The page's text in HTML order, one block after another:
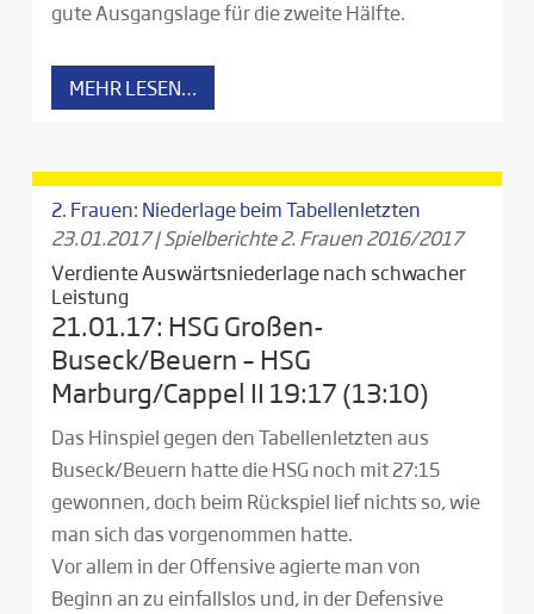
gute Ausgangslage für die zweite Hälfte.
MEHR LESEN…
2. Frauen: Niederlage beim Tabellenletzten
23.01.2017|Spielberichte 2. Frauen 2016/2017
Verdiente Auswärtsniederlage nach schwacher
Leistung
21.01.17: HSG Großen-
Buseck/Beuern – HSG
Marburg/Cappel II 19:17 (13:10)
Das Hinspiel gegen den Tabellenletzten aus
Buseck/Beuern hatte die HSG noch mit 27:15
gewonnen, doch beim Rückspiel lief nichts so, wie
man sich das vorgenommen hatte.
Vor allem in der Offensive agierte man von
Beginn an zu einfallslos und, in der Defensive